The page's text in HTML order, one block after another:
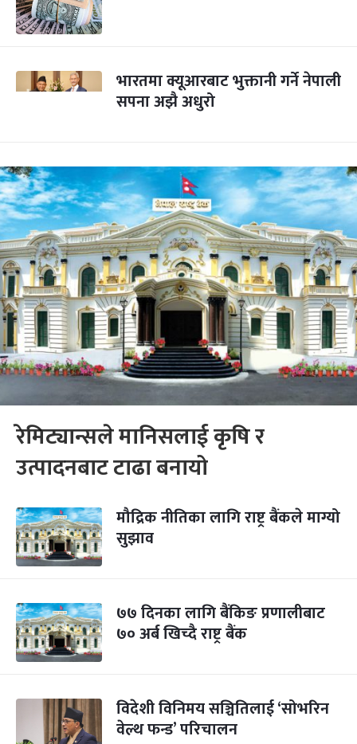
भारतमा क्यूआरबाट भुक्तानी गर्ने नेपाली
सपना अझै अधुरो
रेमिट्यान्सले मानिसलाई कृषि र
उत्पादनबाट टाढा बनायो
मौद्रिक नीतिका लागि राष्ट्र बैंकले माग्यो
सुझाव
७७ दिनका लागि बैंकिङ प्रणालीबाट
७० अर्ब खिच्दै राष्ट्र बैंक
विदेशी विनिमय सञ्चितिलाई ‘सोभरिन
वेल्थ फन्ड’ परिचालन